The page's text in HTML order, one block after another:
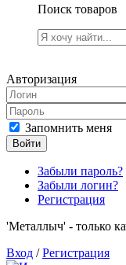
Поиск товаров
Авторизация
Запомнить меня
Войти
Забыли пароль?
Забыли логин?
Регистрация
'Металлыч' - только
Вход /Регистрация